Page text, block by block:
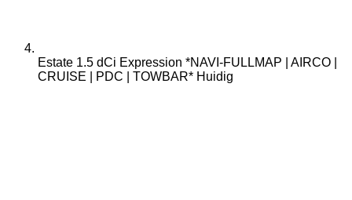
Estate 1.5 dCi Expression *NAVI-FULLMAP | AIRCO |
CRUISE | PDC | TOWBAR* Huidig